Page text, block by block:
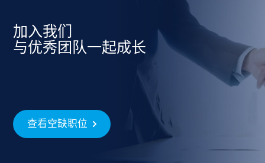
加入我们
与优秀团队一起成长
查看空缺职位